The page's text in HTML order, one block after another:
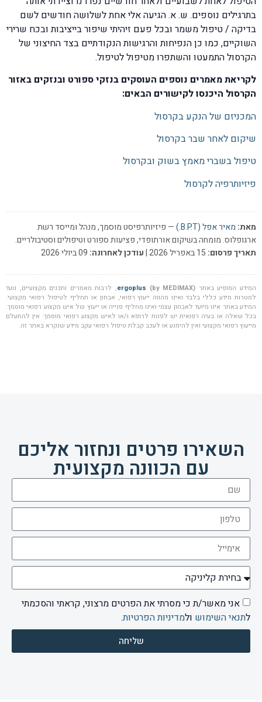
בתרגילים נוספים. ש. א. הגיעה אלי אחת לשלושה חודשים לשם
בדיקה / טיפול משמר ובכל פעם זיהיתי שיפור בייציבות ובכח שרירי
השוקיים, כמו כן הנפיחות והרגישות הנקודתיים בצד החיצוני של
הקרסול התמעטו והשתפרו מטיפול לטיפול.
לקריאת מאמרים נוספים העוסקים בנזקי ספורט ובנזקים באזור
הקרסול היכנסו לקישורים הבאים:
המכניזם של הנקע בקרסול
שיקום לאחר שבר בקרסול
טיפול בשברי מאמץ בשוק ובקרסול
פיזיותרפיה לקרסול
מאת: מאיר אפל (B.P.T.)
— פיזיותרפיסט מוסמך, מנהל ומייסד רשת
ארגופלוס. מומחה בשיקום אורתופדי, פציעות ספורט וטיפולים וסטיבולריים.
תאריך פרסום:
עודכן לאחרונה:
המידע המופיע באתר ergoplus (by MEDIMAX)
, לרבות מאמרים ותכנים מקצועיים, נועד
למטרות מידע כללי בלבד ואינו מהווה ייעוץ רפואי, אבחון או תחליף לטיפול רפואי מקצועי.
המידע באתר אינו מיועד לאבחון עצמי ואינו מחליף פנייה או ייעוץ של איש מקצוע רפואי מוסמך.
בכל שאלה או בעיה רפואית יש לפנות לרופא ו/או לאיש מקצוע רפואי מוסמך. אין להתעלם
מייעוץ רפואי מקצועי ואין להימנע או לעכב קבלת טיפול רפואי עקב מידע שנקרא באתר זה.
השאירו פרטים ונחזור אליכם
עם הכוונה מקצועית
אני מאשר/ת כי מסרתי את הפרטים מרצוני, קראתי והסכמתי
לתנאי השימוש ולמדיניות הפרטיות.
שליחה